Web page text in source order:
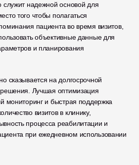
служит надежной основой для
того чтобы полагаться
пациента во время визитов,
объективные данные для
и планирования
сказывается на долгосрочной
Лучшая оптимизация
мониторинг и быстрая поддержка
визитов в клинику,
процесса реабилитации и
при ежедневном использовании